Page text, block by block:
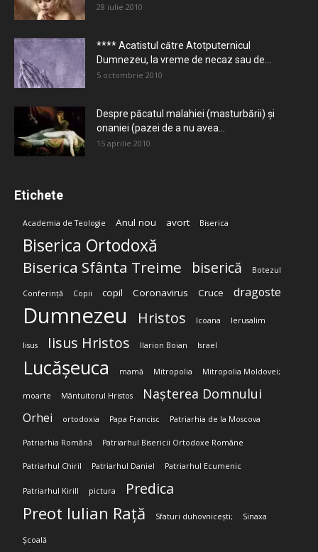
28 iulie 2010
**** Acatistul către Atotputernicul
Dumnezeu, la vreme de necaz sau de...
5 octombrie 2010
Despre păcatul malahiei (masturbării) şi
onaniei (pazei de a nu avea...
15 aprilie 2010
Etichete
Academia de Teologie Anul nou avort Biserica
Biserica Ortodoxă
Biserica Sfânta Treime biserică Botezul
Conferință Copii copil Coronavirus Cruce dragoste
Dumnezeu Hristos Icoana Ierusalim
Iisus Iisus Hristos Ilarion Boian Israel
Lucășeuca mamă Mitropolia Mitropolia Moldovei;
moarte Mântuitorul Hristos Nașterea Domnului
Orhei ortodoxia Papa Francisc Patriarhia de la Moscova
Patriarhia Română Patriarhul Bisericii Ortodoxe Române
Patriarhul Chiril Patriarhul Daniel Patriarhul Ecumenic
Patriarhul Kirill pictura Predica
Preot Iulian Rață Sfaturi duhovnicești; Sinaxa
Școală